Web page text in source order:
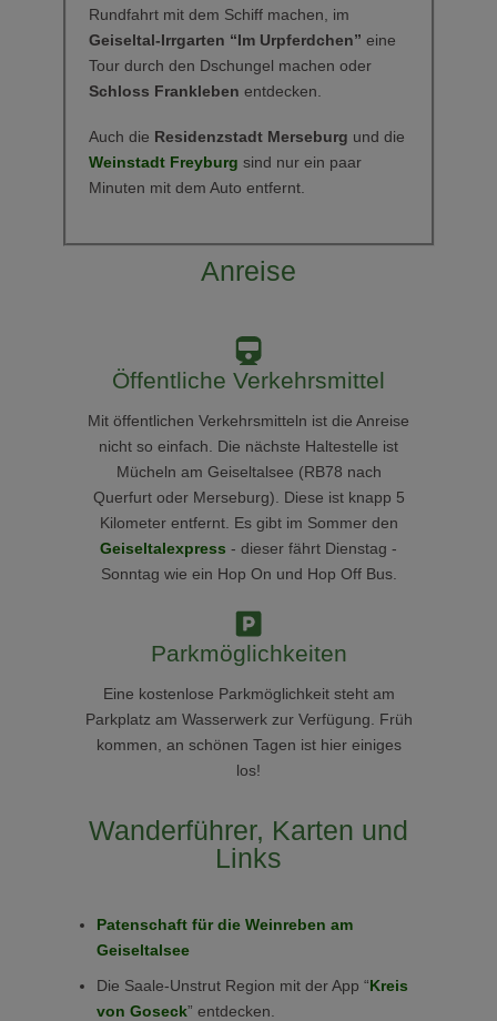
Rundfahrt mit dem Schiff machen, im
Geiseltal-Irrgarten “Im Urpferdchen” eine
Tour durch den Dschungel machen oder
Schloss Frankleben entdecken.
Auch die Residenzstadt Merseburg und die
Weinstadt Freyburg sind nur ein paar
Minuten mit dem Auto entfernt.
Anreise
Öffentliche Verkehrsmittel
Mit öffentlichen Verkehrsmitteln ist die Anreise
nicht so einfach. Die nächste Haltestelle ist
Mücheln am Geiseltalsee (RB78 nach
Querfurt oder Merseburg). Diese ist knapp 5
Kilometer entfernt. Es gibt im Sommer den
Geiseltalexpress - dieser fährt Dienstag -
Sonntag wie ein Hop On und Hop Off Bus.
Parkmöglichkeiten
Eine kostenlose Parkmöglichkeit steht am
Parkplatz am Wasserwerk zur Verfügung. Früh
kommen, an schönen Tagen ist hier einiges
los!
Wanderführer, Karten und
Links
Patenschaft für die Weinreben am
Geiseltalsee
Die Saale-Unstrut Region mit der App “Kreis
von Goseck” entdecken.